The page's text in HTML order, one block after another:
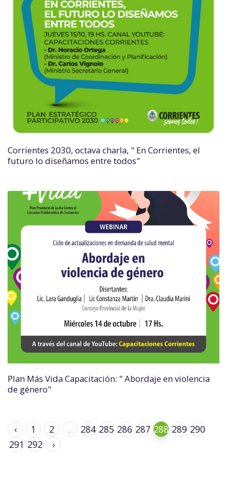
Corrientes 2030, octava charla, " En Corrientes, el
futuro lo diseñamos entre todos"
Plan Más Vida Capacitación: " Abordaje en violencia
de género"
‹ 1 2 ... 284 285 286 287 288 289 290
291 292 ›